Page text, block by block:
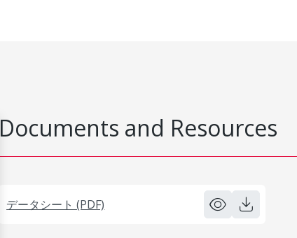
Documents and Resources
データシート (PDF)